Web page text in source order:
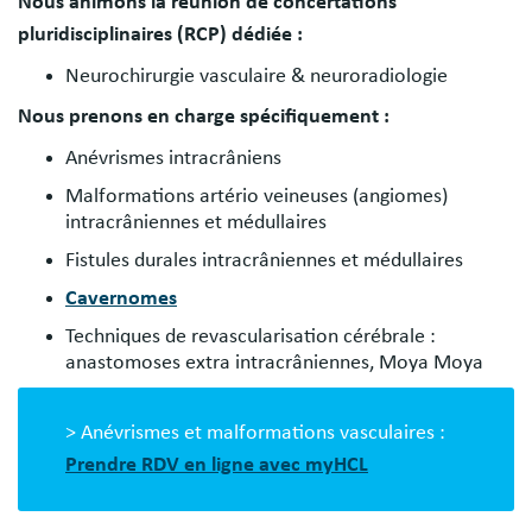
pluridisciplinaires (RCP) dédiée :
Neurochirurgie vasculaire & neuroradiologie
Nous prenons en charge spécifiquement :
Anévrismes intracrâniens
Malformations artério veineuses (angiomes)
intracrâniennes et médullaires
Fistules durales intracrâniennes et médullaires
Cavernomes
Techniques de revascularisation cérébrale :
anastomoses extra intracrâniennes, Moya Moya
> Anévrismes et malformations vasculaires :
Prendre RDV en ligne avec myHCL